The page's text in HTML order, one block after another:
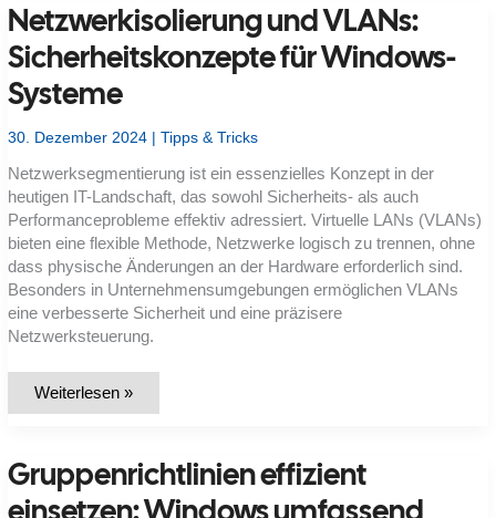
Netzwerkisolierung und VLANs:
Sicherheitskonzepte für Windows-
Systeme
30. Dezember 2024 |Tipps & Tricks
Netzwerksegmentierung ist ein essenzielles Konzept in der
heutigen IT-Landschaft, das sowohl Sicherheits- als auch
Performanceprobleme effektiv adressiert. Virtuelle LANs (VLANs)
bieten eine flexible Methode, Netzwerke logisch zu trennen, ohne
dass physische Änderungen an der Hardware erforderlich sind.
Besonders in Unternehmensumgebungen ermöglichen VLANs
eine verbesserte Sicherheit und eine präzisere
Netzwerksteuerung.
Netzwerkisolierung
Windows-
Systeme
Weiterlesen »
Gruppenrichtlinien effizient